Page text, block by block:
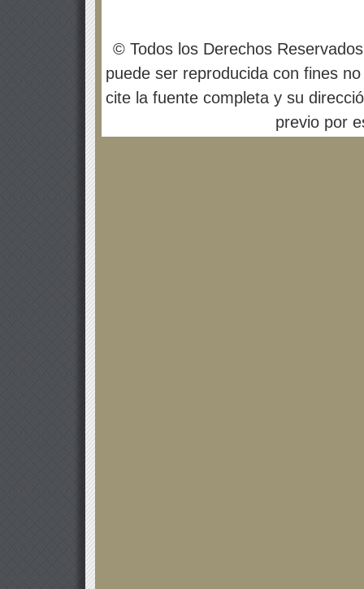
© Todos los Derechos
puede ser reproducida con fines
cite la fuente completa y su
previo por